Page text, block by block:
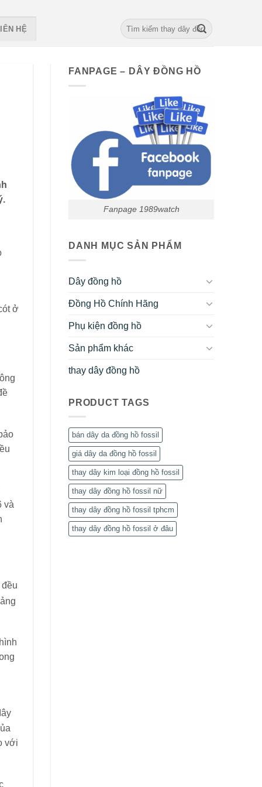
HỆ
Search
for:
ở
và
với
FANPAGE – DÂY ĐỒNG HỒ
Fanpage 1989watch
DANH MỤC SẢN PHẨM
Dây đồng hồ
Đồng Hồ Chính Hãng
Phụ kiện đồng hồ
Sản phẩm khác
thay dây đồng hồ
PRODUCT TAGS
bán dây da đồng hồ fossil
giá dây da đồng hồ fossil
thay dây kim loại đồng hồ fossil
thay dây đồng hồ fossil nữ
thay dây đồng hồ fossil tphcm
thay dây đồng hồ fossil ở đâu